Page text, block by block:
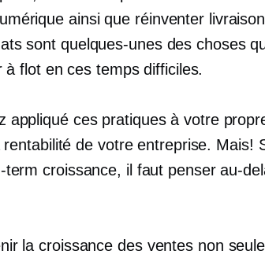
ainsi que réinventer livraison
sont quelques-unes des choses
à flot en ces temps difficiles.
appliqué ces pratiques à votre
de votre entreprise. Mais!
term croissance, il faut penser au-
la croissance des ventes non